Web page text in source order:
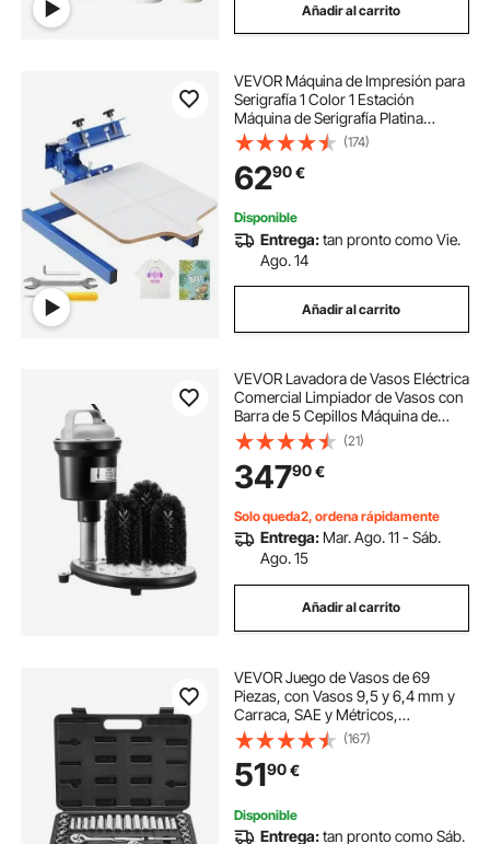
Añadir al carrito
VEVOR Máquina de Impresión para
Serigrafía 1 Color 1 Estación
Máquina de Serigrafía Platina
54x45 cm Carcasa Metálica
Máquina de Impresión de Pantalla
Palé Máximo 60x70 cm para
Camiseta Madera Papel
(174)
6290€
Disponible
Entrega:tan pronto como Vie.
Ago. 14
Añadir al carrito
VEVOR Lavadora de Vasos Eléctrica
Comercial Limpiador de Vasos con
Barra de 5 Cepillos Máquina de
Limpieza de Copas de Vino 1200
tazas/hora Lavadora de Vasos para
Copas de Champán, Vasos de
Cerveza
(21)
34790€
Solo queda2, ordena rápidamente
Entrega: Mar. Ago. 11 - Sáb.
Ago. 15
Añadir al carrito
VEVOR Juego de Vasos de 69
Piezas, con Vasos 9,5 y 6,4 mm y
Carraca, SAE y Métricos,
Profundos y Estándar, con
Accesorios y Estuche, Acero de
Aleación CR-V, para Reparaciones,
380 x 275 x 72 mm
(167)
5190€
Disponible
Entrega:tan pronto como Sáb.